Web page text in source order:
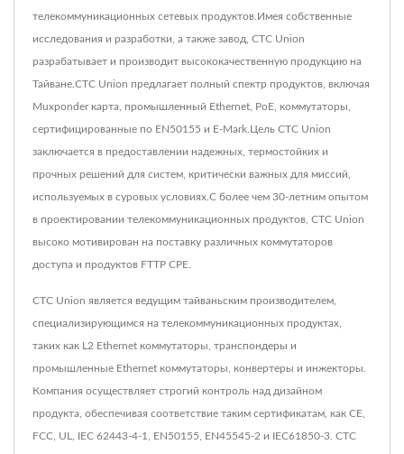
телекоммуникационных сетевых продуктов.Имея собственные
исследования и разработки, а также завод, CTC Union
разрабатывает и производит высококачественную продукцию на
Тайване.CTC Union предлагает полный спектр продуктов, включая
Muxponder карта, промышленный Ethernet, PoE, коммутаторы,
сертифицированные по EN50155 и E-Mark.Цель CTC Union
заключается в предоставлении надежных, термостойких и
прочных решений для систем, критически важных для миссий,
используемых в суровых условиях.С более чем 30-летним опытом
в проектировании телекоммуникационных продуктов, CTC Union
высоко мотивирован на поставку различных коммутаторов
доступа и продуктов FTTP CPE.
CTC Union является ведущим тайваньским производителем,
специализирующимся на телекоммуникационных продуктах,
таких как L2 Ethernet коммутаторы, транспондеры и
промышленные Ethernet коммутаторы, конвертеры и инжекторы.
Компания осуществляет строгий контроль над дизайном
продукта, обеспечивая соответствие таким сертификатам, как CE,
FCC, UL, IEC 62443-4-1, EN50155, EN45545-2 и IEC61850-3. CTC